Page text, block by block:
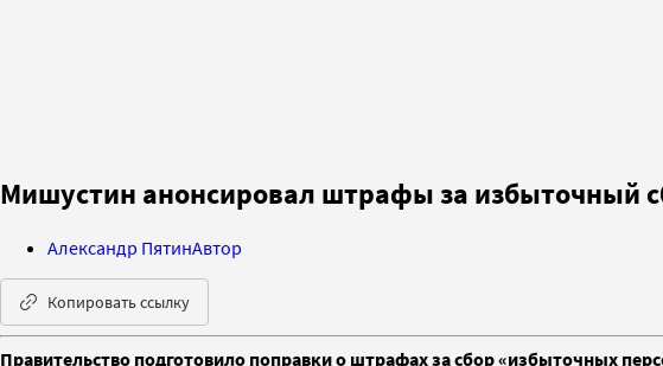
Мишустин анонсировал штрафы за избыточный
Александр ПятинАвтор
Копировать ссылку
Правительство подготовило поправки о штрафах за сбор «избыточных